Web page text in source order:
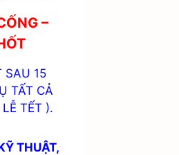
–
SAU 15
TẤT CẢ
TẾT ).
THUẬT,